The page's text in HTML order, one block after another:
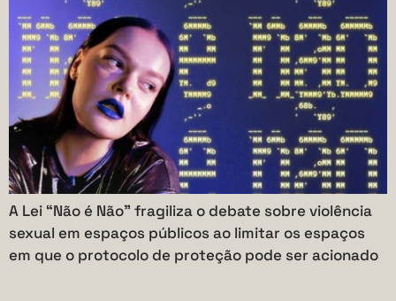
A Lei “Não é Não” fragiliza o debate sobre violência
sexual em espaços públicos ao limitar os espaços
em que o protocolo de proteção pode ser acionado